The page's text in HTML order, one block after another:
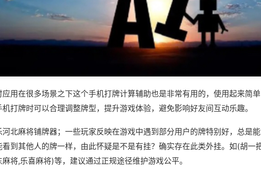
应用在很多场景之下这个手机打牌计算辅助也是非常有用的，使用起来简
机打牌时可以合理调整牌型，提升游戏体验，避免影响好友间互动乐趣。
河北麻将铺牌器；一些玩家反映在游戏中遇到部分用户的牌特别好，总是
看到其他人的牌一样，由此怀疑是不是有挂？确实存在此类外挂。如(胡一
麻将,乐喜麻将)等，建议通过正规途径维护游戏公平。